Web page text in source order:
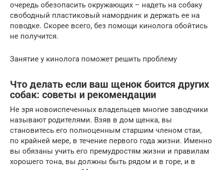
очередь обезопасить окружающих – надеть на собаку
свободный пластиковый намордник и держать ее на
поводке. Скорее всего, без помощи кинолога обойтись
не получится.
Занятие у кинолога поможет решить проблему
Что делать если ваш щенок боится других
собак: советы и рекомендации
Не зря новоиспеченных владельцев многие заводчики
называют родителями. Взяв в дом щенка, вы
становитесь его полноценным старшим членом стаи,
по крайней мере, в течение первого года жизни. Именно
вы обязаны учить его премудростям жизни и правилам
хорошего тона, вы должны быть рядом и в горе, и в